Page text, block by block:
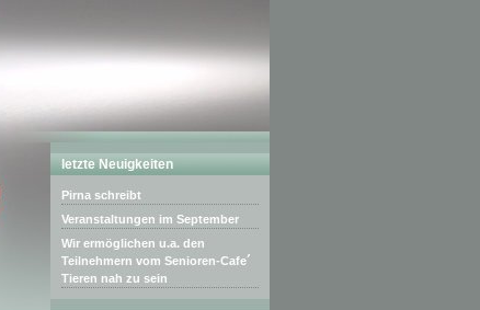
letzte Neuigkeiten
Pirna schreibt
Veranstaltungen im September
Wir ermöglichen u.a. den
Teilnehmern vom Senioren-Cafe´
Tieren nah zu sein